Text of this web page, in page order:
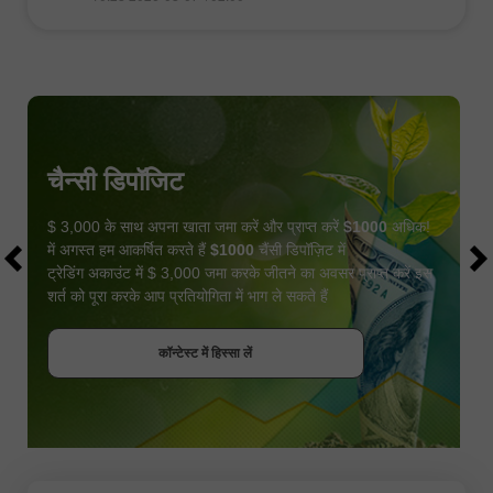
कॉन्टेस्ट में हिस्सा लें
चैन्सी डिपॉजिट
$ 3,000 के साथ अपना खाता जमा करें और प्राप्त करें $1000 अधिक!
में अगस्त हम आकर्षित करते हैं $1000 चैंसी डिपॉज़िट में
ट्रेडिंग अकाउंट में $ 3,000 जमा करके जीतने का अवसर प्राप्त करें इस
शर्त को पूरा करके आप प्रतियोगिता में भाग ले सकते हैं
कॉन्टेस्ट में हिस्सा लें
कॉन्टेस्ट में हिस्सा लें